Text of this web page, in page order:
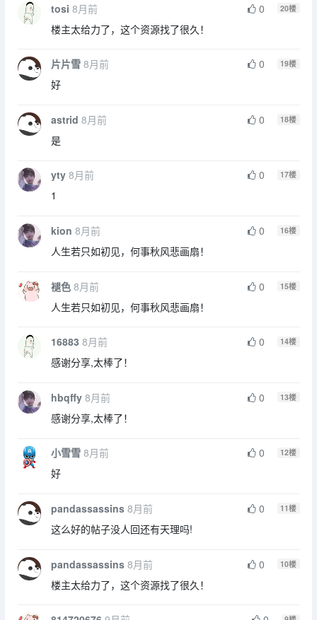
tosi 8月前 0 20楼
楼主太给力了，这个资源找了很久！
片片雪 8月前 0 19楼
好
astrid 8月前 0 18楼
是
yty 8月前 0 17楼
1
kion 8月前 0 16楼
人生若只如初见，何事秋风悲画扇！
褪色 8月前 0 15楼
人生若只如初见，何事秋风悲画扇！
16883 8月前 0 14楼
感谢分享,太棒了！
hbqffy 8月前 0 13楼
感谢分享,太棒了！
小雪雪 8月前 0 12楼
好
pandassassins 8月前 0 11楼
这么好的帖子没人回还有天理吗!
pandassassins 8月前 0 10楼
楼主太给力了，这个资源找了很久！